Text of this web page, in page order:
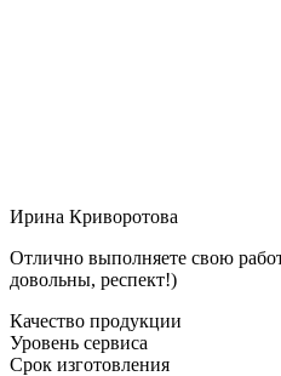
Ирина Криворотова
Отлично выполняете свою
довольны, респект!)
Качество продукции
Уровень сервиса
Срок изготовления